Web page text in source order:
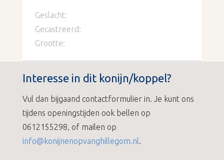
Geslacht:
Gecastreerd:
Grootte:
Interesse in dit konijn/koppel?
Vul dan bijgaand contactformulier in. Je kunt ons
tijdens openingstijden ook bellen op
0612155298, of mailen op
info@konijnenopvanghillegom.nl.